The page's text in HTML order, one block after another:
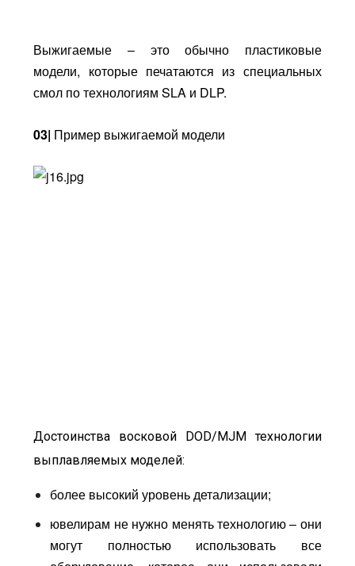
Выжигаемые – это обычно пластиковые
модели, которые печатаются из специальных
смол по технологиям SLA и DLP.
03| Пример выжигаемой модели
Достоинства восковой DOD/MJM технологии
выплавляемых моделей:
более высокий уровень детализации;
ювелирам не нужно менять технологию – они
могут полностью использовать все